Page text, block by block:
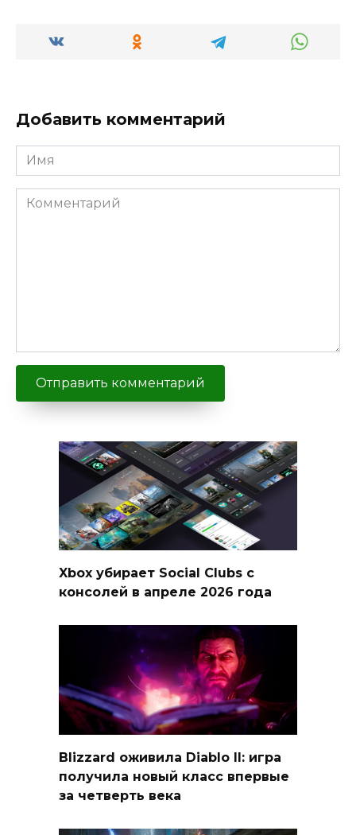
Добавить комментарий
Имя
Комментарий
Xbox убирает Social Clubs с
консолей в апреле 2026 года
Blizzard оживила Diablo II: игра
получила новый класс впервые
за четверть века